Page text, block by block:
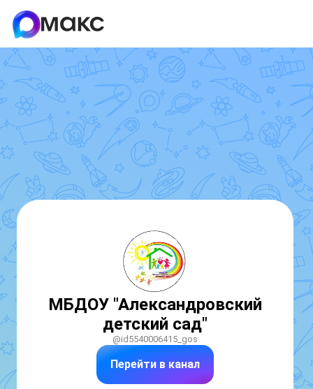
МБДОУ "Александровский
детский сад"
@id5540006415_gos
Перейти в канал